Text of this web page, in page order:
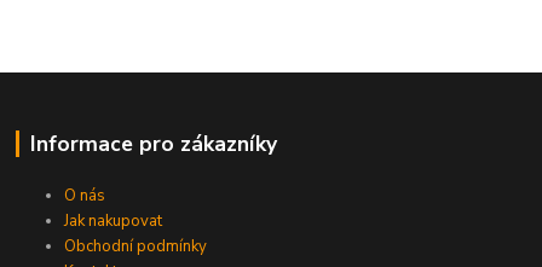
Informace pro zákazníky
O nás
Jak nakupovat
Obchodní podmínky